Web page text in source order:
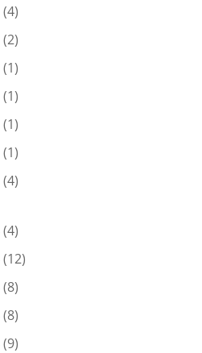
(4)
(2)
(1)
(1)
(1)
(1)
(4)
(4)
(12)
(8)
(8)
(9)